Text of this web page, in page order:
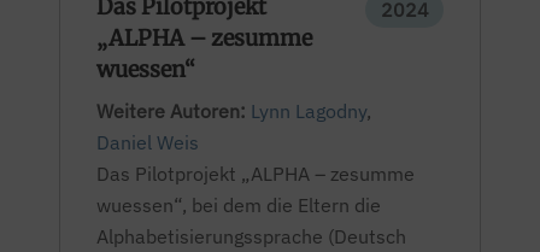
Das Pilotprojekt
„ALPHA – zesumme
wuessen“
2024
Weitere Autoren: Lynn Lagodny,
Daniel Weis
Das Pilotprojekt „ALPHA – zesumme
wuessen“, bei dem die Eltern die
Alphabetisierungssprache (Deutsch